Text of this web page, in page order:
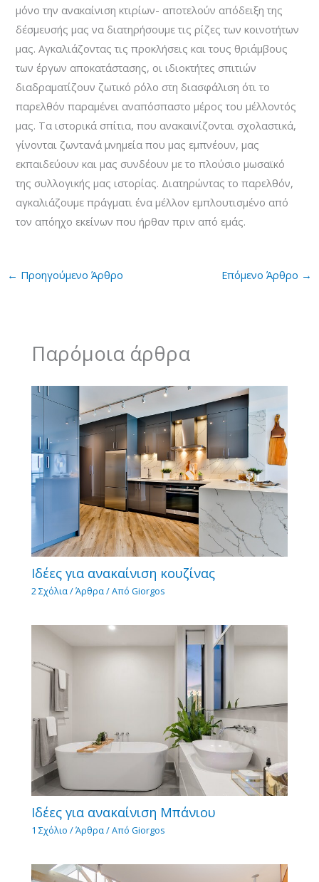
μόνο την ανακαίνιση κτιρίων- αποτελούν απόδειξη της
δέσμευσής μας να διατηρήσουμε τις ρίζες των κοινοτήτων
μας. Αγκαλιάζοντας τις προκλήσεις και τους θριάμβους
των έργων αποκατάστασης, οι ιδιοκτήτες σπιτιών
διαδραματίζουν ζωτικό ρόλο στη διασφάλιση ότι το
παρελθόν παραμένει αναπόσπαστο μέρος του μέλλοντός
μας. Τα ιστορικά σπίτια, που ανακαινίζονται σχολαστικά,
γίνονται ζωντανά μνημεία που μας εμπνέουν, μας
εκπαιδεύουν και μας συνδέουν με το πλούσιο μωσαϊκό
της συλλογικής μας ιστορίας. Διατηρώντας το παρελθόν,
αγκαλιάζουμε πράγματι ένα μέλλον εμπλουτισμένο από
τον απόηχο εκείνων που ήρθαν πριν από εμάς.
← Προηγούμενο Άρθρο Επόμενο Άρθρο →
Παρόμοια άρθρα
Ιδέες για ανακαίνιση κουζίνας
2 Σχόλια/Άρθρα/ ΑπόGiorgos
Ιδέες για ανακαίνιση Μπάνιου
1 Σχόλιο /Άρθρα/ ΑπόGiorgos